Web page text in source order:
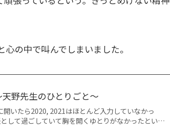
の中で叫んでしまいました。
野先生のひとりごと～
いたら2020, 2021はほとんど入力していなかっ
して過ごしていて胸を開くゆとりがなかったとい…